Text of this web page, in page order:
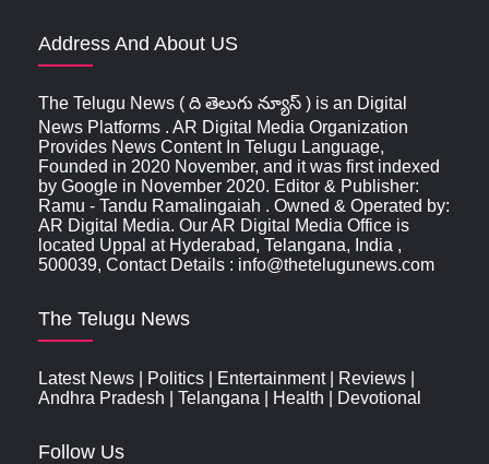
Address And About US
The Telugu News ( ది తెలుగు న్యూస్‌ ) is an Digital
News Platforms . AR Digital Media Organization
Provides News Content In Telugu Language,
Founded in 2020 November, and it was first indexed
by Google in November 2020. Editor & Publisher:
Ramu - Tandu Ramalingaiah . Owned & Operated by:
AR Digital Media. Our AR Digital Media Office is
located Uppal at Hyderabad, Telangana, India ,
500039, Contact Details : info@thetelugunews.com
The Telugu News
Latest News Politics Entertainment| Reviews
Andhra Pradesh
Telangana Health Devotional
Follow Us